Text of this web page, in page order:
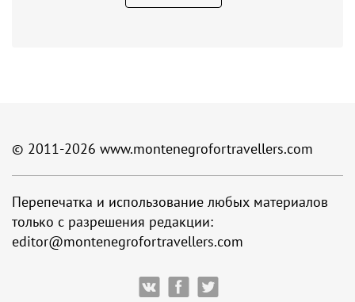
© 2011-2026 www.montenegrofortravellers.com
Перепечатка и использование любых материалов
только с разрешения редакции:
editor@montenegrofortravellers.com